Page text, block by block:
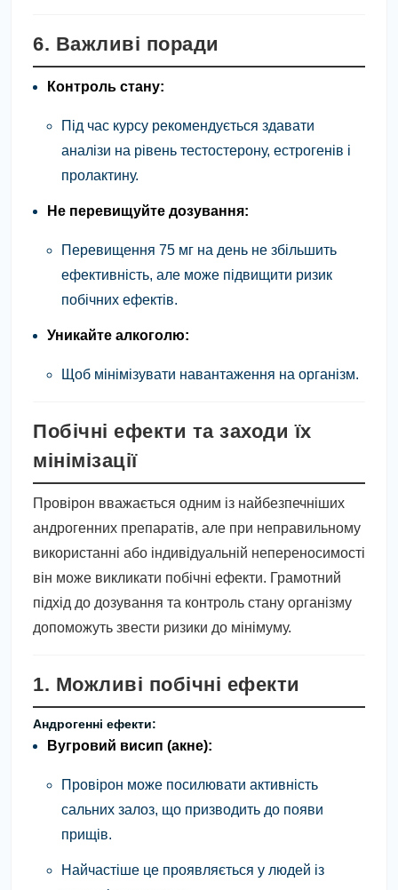
6. Важливі поради
Контроль стану:
Під час курсу рекомендується здавати
аналізи на рівень тестостерону, естрогенів і
пролактину.
Не перевищуйте дозування:
Перевищення 75 мг на день не збільшить
ефективність, але може підвищити ризик
побічних ефектів.
Уникайте алкоголю:
Щоб мінімізувати навантаження на організм.
Побічні ефекти та заходи їх
мінімізації
Провірон вважається одним із найбезпечніших
андрогенних препаратів, але при неправильному
використанні або індивідуальній непереносимості
він може викликати побічні ефекти. Грамотний
підхід до дозування та контроль стану організму
допоможуть звести ризики до мінімуму.
1. Можливі побічні ефекти
Андрогенні ефекти:
Вугровий висип (акне):
Провірон може посилювати активність
сальних залоз, що призводить до появи
прищів.
Найчастіше це проявляється у людей із